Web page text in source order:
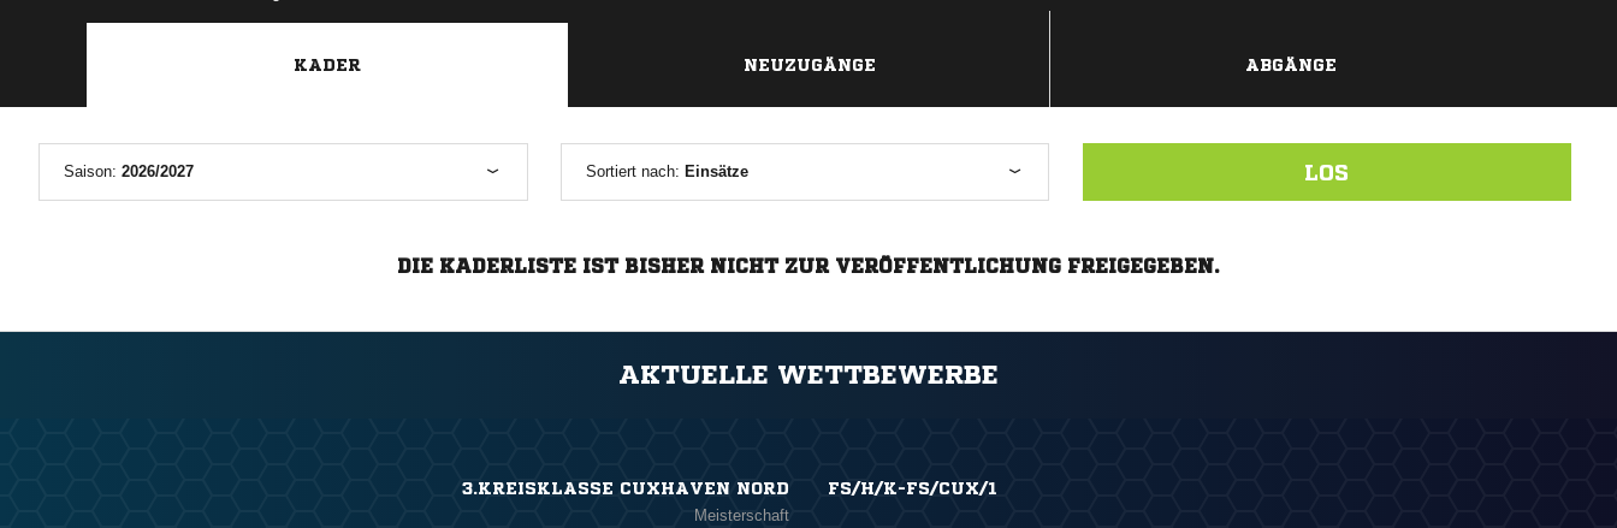
KADER NEUZUGÄNGE ABGÄNGE
Saison: 2026/2027 Sortiert nach: Einsätze LOS
DIE KADERLISTE IST BISHER NICHT ZUR VERÖFFENTLICHUNG FREIGEGEBEN.
AKTUELLE WETTBEWERBE
3.KREISKLASSE CUXHAVEN NORD
Meisterschaft
FS/H/K-FS/CUX/1